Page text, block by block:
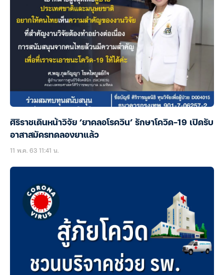
ศิริราชเดินหน้าวิจัย ‘ยาคลอโรควิน’ รักษาโควิด-19 เปิดรับ
อาสาสมัครทดลองยาแล้ว
11 พ.ค. 63 11:41 น.